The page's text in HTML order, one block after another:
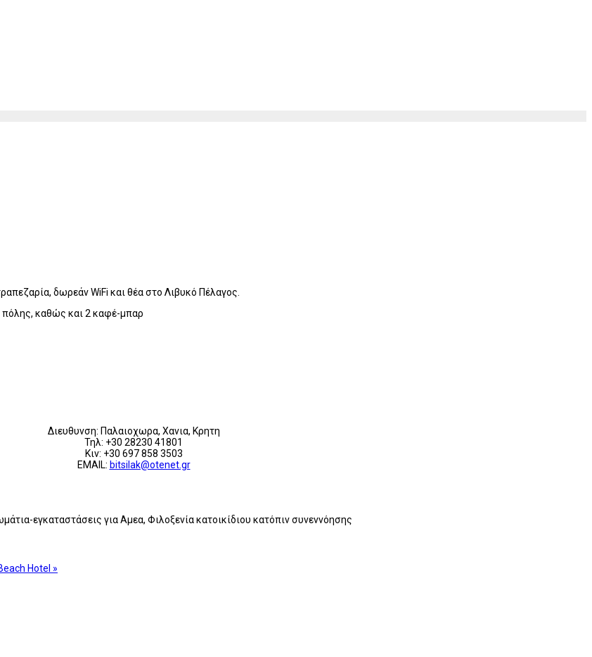
δωρεάν WiFi και θέα στο Λιβυκό Πέλαγος.
πόλης, καθώς και 2 καφέ-μπαρ
Διευθυνση: Παλαιοχωρα, Χανια, Κρητη
Τηλ: +30 28230 41801
Κιν: +30 697 858 3503
EMAIL: bitsilak@otenet.gr
εγκαταστάσεις για Αμεα, Φιλοξενία κατοικίδιου κατόπιν συνεννόησης
Hotel »